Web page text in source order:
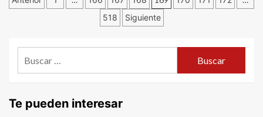
entradas
518
Siguiente
Te pueden interesar